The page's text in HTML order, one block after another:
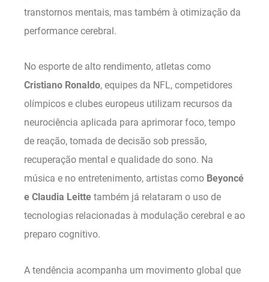
transtornos mentais, mas também à otimização da
performance cerebral.
No esporte de alto rendimento, atletas como
Cristiano Ronaldo, equipes da NFL, competidores
olímpicos e clubes europeus utilizam recursos da
neurociência aplicada para aprimorar foco, tempo
de reação, tomada de decisão sob pressão,
recuperação mental e qualidade do sono. Na
música e no entretenimento, artistas como Beyoncé
e Claudia Leitte também já relataram o uso de
tecnologias relacionadas à modulação cerebral e ao
preparo cognitivo.
A tendência acompanha um movimento global que